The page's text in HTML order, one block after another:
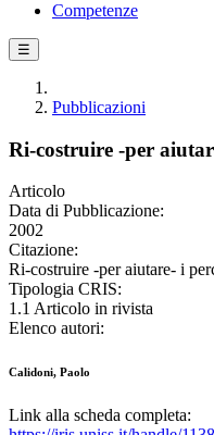
Competenze
☰
Pubblicazioni
Ri-costruire -per
Articolo
Data di Pubblicazione:
2002
Citazione:
Ri-costruire -per aiutare- i
Tipologia CRIS:
1.1 Articolo in rivista
Elenco autori:
Calidoni, Paolo
Link alla scheda completa: